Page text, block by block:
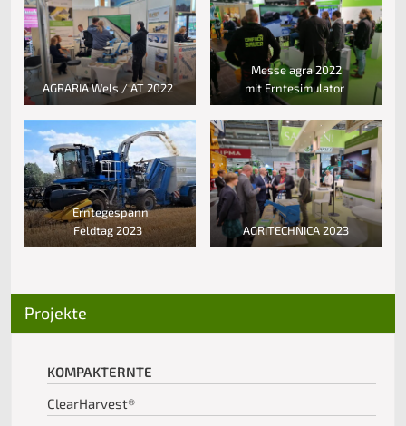
AGRARIA Wels / AT 2022
Messe agra 2022
mit Erntesimulator
Erntegespann
Feldtag 2023
AGRITECHNICA 2023
Projekte
KOMPAKTERNTE
ClearHarvest®